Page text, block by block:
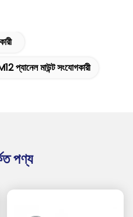
প্যানেল মাউন্ট সংযোগকারী
পণ্য